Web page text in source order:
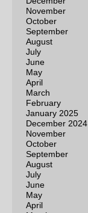
November
October
September
August
July
June
May
April
March
February
January 2025
December 2024
November
October
September
August
July
June
May
April